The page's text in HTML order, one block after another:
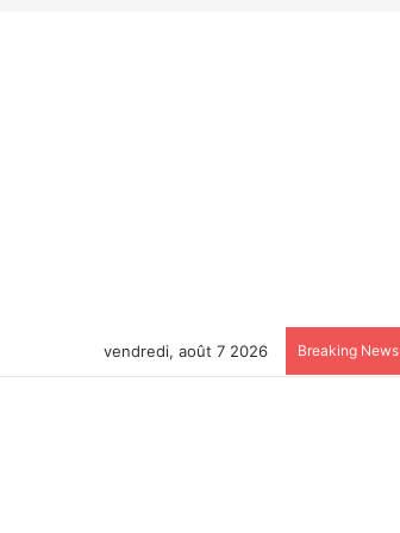
vendredi, août 7 2026 Breaking News